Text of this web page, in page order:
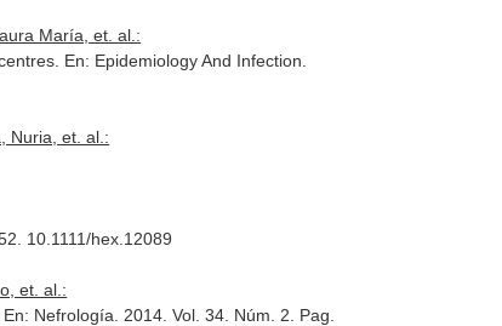
María, et. al.:
En: Epidemiology And Infection
Nuria, et. al.:
10.1111/hex.12089
et. al.:
En: Nefrología . 2014. Vol. 34. Núm. 2. Pag.